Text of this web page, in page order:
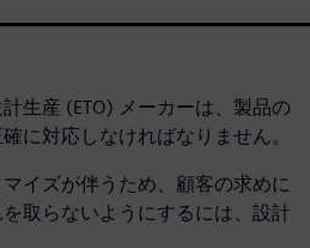
生産 (ETO) メーカーは、製品の
に対応しなければなりません。
イズが伴うため、顧客の求めに
取らないようにするには、設計